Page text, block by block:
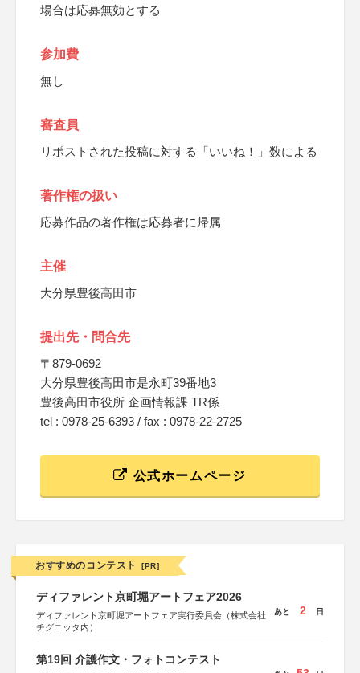
場合は応募無効とする
参加費
無し
審査員
リポストされた投稿に対する「いいね！」数による
著作権の扱い
応募作品の著作権は応募者に帰属
主催
大分県豊後高田市
提出先・問合先
〒879-0692
大分県豊後高田市是永町39番地3
豊後高田市役所 企画情報課 TR係
tel : 0978-25-6393 / fax : 0978-22-2725
公式ホームページ
おすすめのコンテスト [PR]
ディファレント京町堀アートフェア2026
ディファレント京町堀アートフェア実行委員会（株式会社
チグニッタ内）
あと 2 日
第19回 介護作文・フォトコンテスト